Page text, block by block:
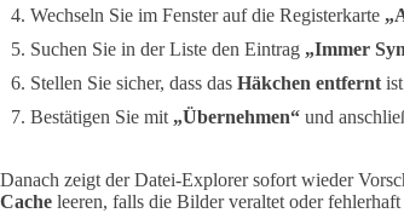
Wechseln Sie im Fenster auf die Registerkarte
Suchen Sie in der Liste den Eintrag „Immer
Stellen Sie sicher, dass das Häkchen entfernt
Bestätigen Sie mit „Übernehmen“ und
Danach zeigt der Datei-Explorer sofort wieder
Cache leeren, falls die Bilder veraltet oder fehlerhaft